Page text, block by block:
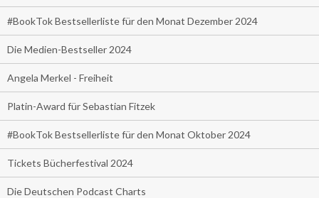
#BookTok Bestsellerliste für den Monat Dezember 2024
Die Medien-Bestseller 2024
Angela Merkel - Freiheit
Platin-Award für Sebastian Fitzek
#BookTok Bestsellerliste für den Monat Oktober 2024
Tickets Bücherfestival 2024
Die Deutschen Podcast Charts